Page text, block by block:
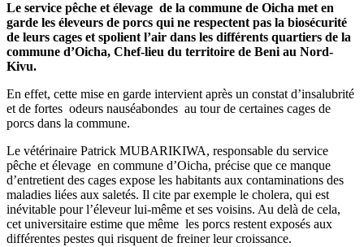
Le service pêche et élevage de la commune de Oicha met en
garde les éleveurs de porcs qui ne respectent pas la biosécurité
de leurs cages et spolient l’air dans les différents quartiers de la
commune d’Oicha, Chef-lieu du territoire de Beni au Nord-
Kivu.
En effet, cette mise en garde intervient après un constat d’insalubrité
et de fortes odeurs nauséabondes au tour de certaines cages de
porcs dans la commune.
Le vétérinaire Patrick MUBARIKIWA, responsable du service
pêche et élevage en commune d’Oicha, précise que ce manque
d’entretient des cages expose les habitants aux contaminations des
maladies liées aux saletés. Il cite par exemple le cholera, qui est
inévitable pour l’éleveur lui-même et ses voisins. Au delà de cela,
cet universitaire estime que même les porcs restent exposés aux
différentes pestes qui risquent de freiner leur croissance.